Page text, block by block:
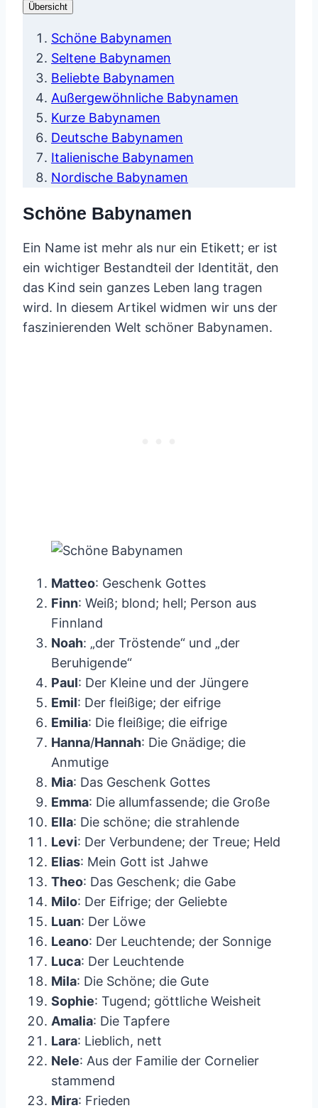
Übersicht
Schöne Babynamen
Seltene Babynamen
Beliebte Babynamen
Außergewöhnliche Babynamen
Kurze Babynamen
Deutsche Babynamen
Italienische Babynamen
Nordische Babynamen
Schöne Babynamen
Ein Name ist mehr als nur ein Etikett; er ist
ein wichtiger Bestandteil der Identität, den
das Kind sein ganzes Leben lang tragen
wird. In diesem Artikel widmen wir uns der
faszinierenden Welt schöner Babynamen.
Matteo: Geschenk Gottes
Finn: Weiß; blond; hell; Person aus
Finnland
Noah: „der Tröstende“ und „der
Beruhigende“
Paul: Der Kleine und der Jüngere
Emil: Der fleißige; der eifrige
Emilia: Die fleißige; die eifrige
Hanna/Hannah: Die Gnädige; die
Anmutige
Mia: Das Geschenk Gottes
Emma: Die allumfassende; die Große
Ella: Die schöne; die strahlende
Levi: Der Verbundene; der Treue; Held
Elias: Mein Gott ist Jahwe
Theo: Das Geschenk; die Gabe
Milo: Der Eifrige; der Geliebte
Luan: Der Löwe
Leano: Der Leuchtende; der Sonnige
Luca: Der Leuchtende
Mila: Die Schöne; die Gute
Sophie: Tugend; göttliche Weisheit
Amalia: Die Tapfere
Lara: Lieblich, nett
Nele: Aus der Familie der Cornelier
stammend
Mira: Frieden